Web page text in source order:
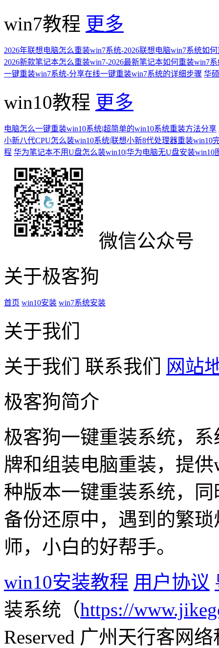
win7教程 更多
2026年联想电脑怎么重装win7系统-2026联想电脑win7系统如
2026新款笔记本怎么重装win7-2026最新笔记本如何重装win7
一键重装win7系统-分享在线一键重装win7系统的详细步骤 华
win10教程 更多
电脑怎么一键重装win10系统|超简单的win10系统重装方法分享
小新八代CPU怎么装win10系统|联想小新8代处理器重装win10
程 华为笔记本不用U盘怎么装win10|华为电脑无U盘安装win10
微信公众号
关于极客狗
首页 win10安装 win7系统安装
关于我们
关于我们 联系我们 网站
极客狗简介
极客狗一键重装系统，
牌和组装电脑重装，提
种版本一键重装系统，
备份还原中，遇到的繁
师，小白的好帮手。
win10安装教程 用户协议
装系统（https://
Reserved 广州天行客网